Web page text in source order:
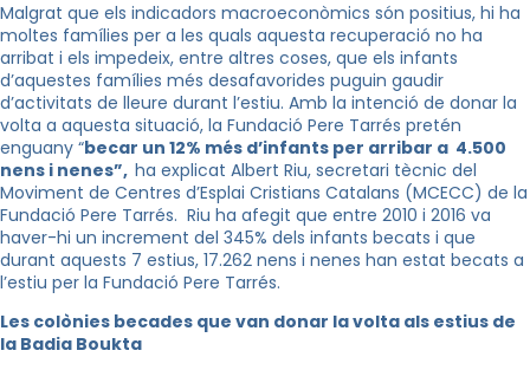
Malgrat que els indicadors macroeconòmics són positius, hi ha
moltes famílies per a les quals aquesta recuperació no ha
arribat i els impedeix, entre altres coses, que els infants
d’aquestes famílies més desafavorides puguin gaudir
d’activitats de lleure durant l’estiu. Amb la intenció de donar la
volta a aquesta situació, la Fundació Pere Tarrés pretén
enguany “becar un 12% més d’infants per arribar a 4.500
nens i nenes”, ha explicat Albert Riu, secretari tècnic del
Moviment de Centres d’Esplai Cristians Catalans (MCECC) de la
Fundació Pere Tarrés. Riu ha afegit que entre 2010 i 2016 va
haver-hi un increment del 345% dels infants becats i que
durant aquests 7 estius, 17.262 nens i nenes han estat becats a
l’estiu per la Fundació Pere Tarrés.
Les colònies becades que van donar la volta als estius de
la Badia Boukta